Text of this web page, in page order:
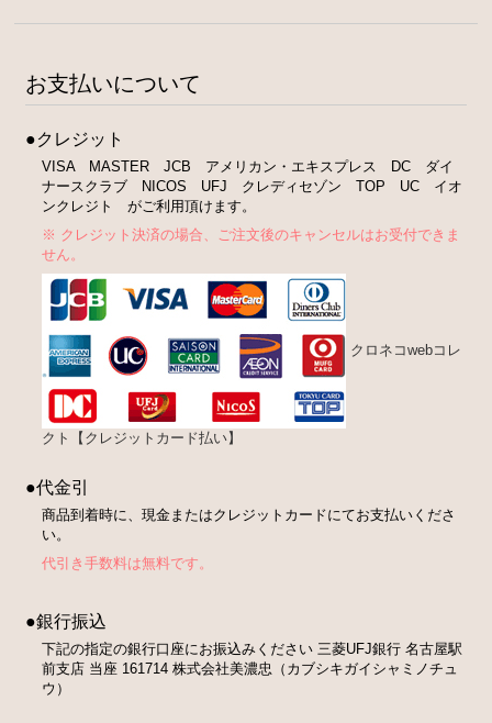
お支払いについて
●クレジット
VISA MASTER JCB アメリカン・エキスプレス DC ダイ
ナースクラブ NICOS UFJ クレディセゾン TOP UC イオ
ンクレジト がご利用頂けます。
※ クレジット決済の場合、ご注文後のキャンセルはお受付できま
せん。
クロネコwebコレ
クト【クレジットカード払い】
●代金引
商品到着時に、現金またはクレジットカードにてお支払いくださ
い。
代引き手数料は無料です。
●銀行振込
下記の指定の銀行口座にお振込みください 三菱UFJ銀行 名古屋駅
前支店 当座 161714 株式会社美濃忠（カブシキガイシャミノチュ
ウ）